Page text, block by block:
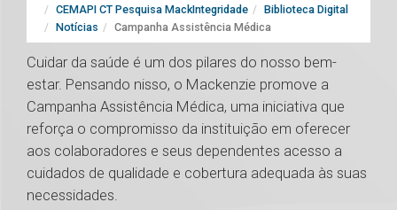
CEMAPI CT Pesquisa MackIntegridade
Biblioteca Digital
Notícias
Campanha Assistência Médica
Cuidar da saúde é um dos pilares do nosso bem-
estar. Pensando nisso, o Mackenzie promove a
Campanha Assistência Médica, uma iniciativa que
reforça o compromisso da instituição em oferecer
aos colaboradores e seus dependentes acesso a
cuidados de qualidade e cobertura adequada às suas
necessidades.